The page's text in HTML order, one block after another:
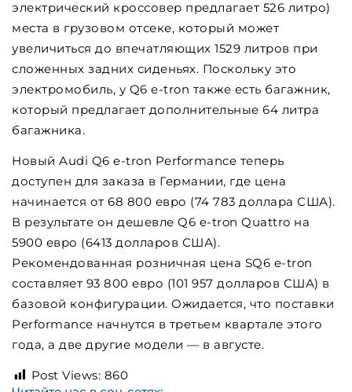
электрический кроссовер предлагает 526 литро)
места в грузовом отсеке, который может
увеличиться до впечатляющих 1529 литров при
сложенных задних сиденьях. Поскольку это
электромобиль, у Q6 e-tron также есть багажник,
который предлагает дополнительные 64 литра
багажника.
Новый Audi Q6 e-tron Performance теперь
доступен для заказа в Германии, где цена
начинается от 68 800 евро (74 783 доллара США).
В результате он дешевле Q6 e-tron Quattro на
5900 евро (6413 долларов США).
Рекомендованная розничная цена SQ6 e-tron
составляет 93 800 евро (101 957 долларов США) в
базовой конфигурации. Ожидается, что поставки
Performance начнутся в третьем квартале этого
года, а две другие модели — в августе.
Post Views: 860